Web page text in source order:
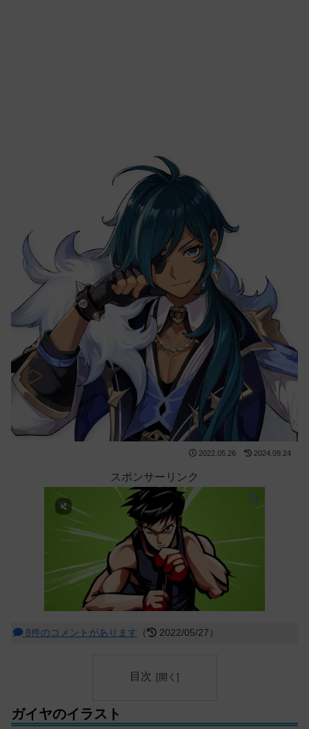
2022.05.26 2024.09.24
スポンサーリンク
8件のコメントがあります （ 2022/05/27）
目次
ガイヤのイラスト